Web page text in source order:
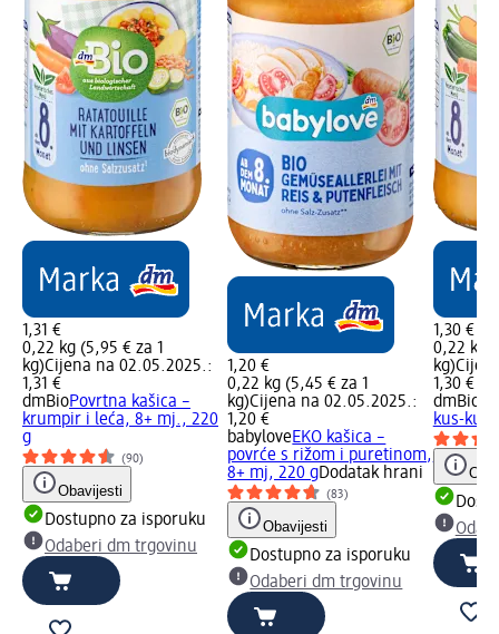
1,31 €
0,22 kg (5,95 € za 1
kg)Cijena na 02.05.2025.:
1,31 €
dmBioPovrtna kašica –
krumpir i leća, 8+ mj., 220
g
(90)
Obavijesti
Dostupno za isporuku
Odaberi dm trgovinu
1,20 €
0,22 kg (5,45 € za 1
kg)Cijena na 02.05.2025.:
1,20 €
babyloveEKO kašica –
povrće s rižom i puretinom,
8+ mj, 220 gDodatak hrani
(83)
Obavijesti
Dostupno za isporuku
Odaberi dm trgovinu
1,30 €
0,22 kg
kg)
1,30 €
dmBio
kus-